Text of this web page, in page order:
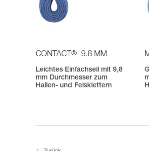
CONTACT ® 9.8 MM
Leichtes Einfachseil mit 9,8
mm Durchmesser zum
Hallen- und Felsklettern